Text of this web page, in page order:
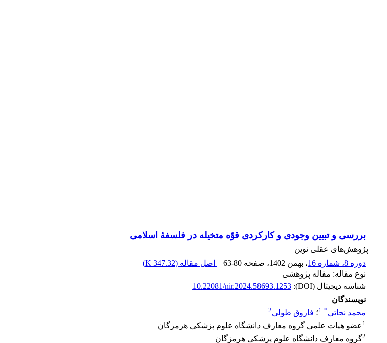
بررسی‌ و تبیین وجودی ‌و کارکردی ‌قوّه متخیله در فلسفۀ اسلامی‌
پژوهش‌های عقلی نوین
دوره 8، شماره 16
، بهمن 1402 ، صفحه 63-80 اصل مقاله (347.32 K
)
نوع مقاله: مقاله پژوهشی
شناسه دیجیتال (DOI):
10.22081/nir.2024.58693.1253
نویسندگان
محمد نجاتی*
1؛ فاروق طولی2
1 عضو هیات علمی گروه معارف دانشگاه علوم پزشکی هرمزگان
2گروه معارف دانشگاه علوم پزشکی هرمزگان